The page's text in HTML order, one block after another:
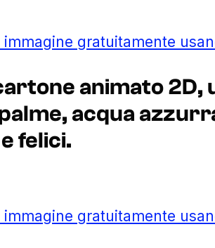
immagine gratuitamente
animato 2D,
acqua
felici.
immagine gratuitamente